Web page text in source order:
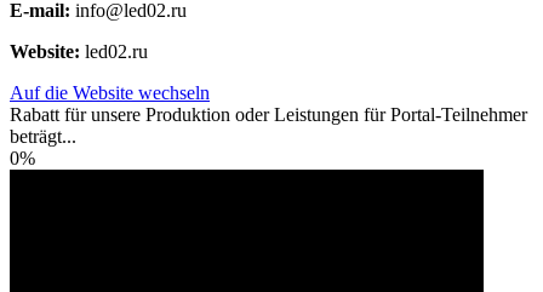
E-mail: info@led02.ru
Website: led02.ru
Auf die Website wechseln
Rabatt für unsere Produktion oder Leistungen für Portal-Teilnehmer
beträgt...
0%